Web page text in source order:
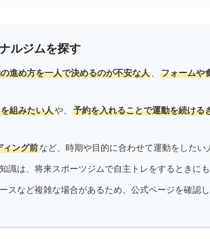
ルジムを探す
進め方を一人で決めるのが不安な人 、
フォームや
組みたい人や、 予約を入れることで運動を続ける
ィング前など、時期や目的に合わせて運動をしたい
識は、将来スポーツジムで自主トレをするときにも
スなど複雑な場合があるため、公式ページを確認